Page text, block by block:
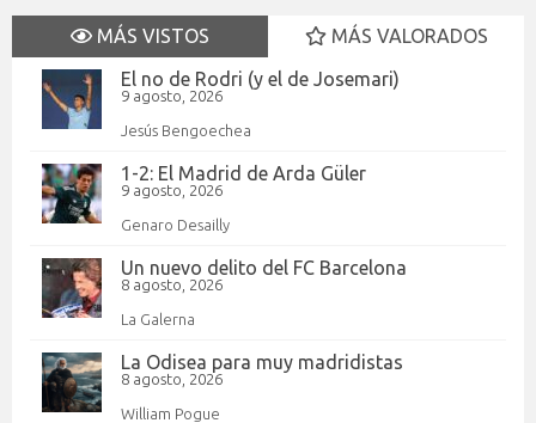
MÁS VISTOS
MÁS VALORADOS
El no de Rodri (y el de Josemari)
9 agosto, 2026
Jesús Bengoechea
1-2: El Madrid de Arda Güler
9 agosto, 2026
Genaro Desailly
Un nuevo delito del FC Barcelona
8 agosto, 2026
La Galerna
La Odisea para muy madridistas
8 agosto, 2026
William Pogue